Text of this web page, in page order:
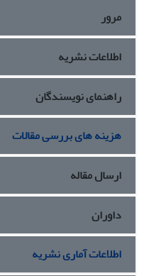
مرور
اطلاعات نشریه
راهنمای نویسندگان
هزینه های بررسی مقالات
ارسال مقاله
داوران
اطلاعات آماری نشریه